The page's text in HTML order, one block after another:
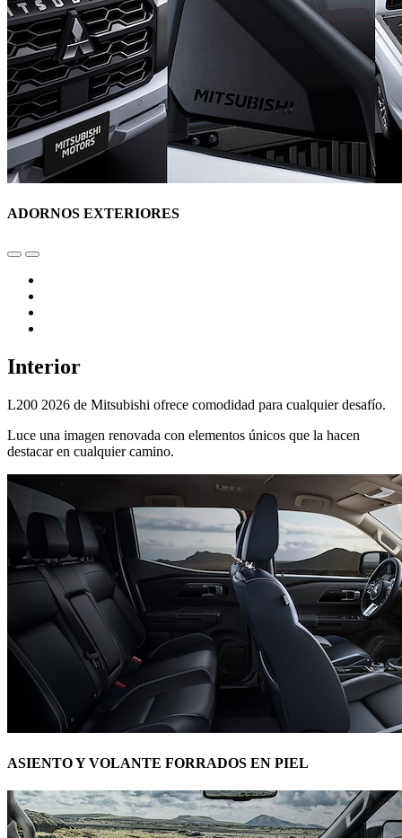
ADORNOS EXTERIORES
Interior
L200 2026 de Mitsubishi ofrece comodidad para cualquier desafío.
Luce una imagen renovada con elementos únicos que la hacen
destacar en cualquier camino.
ASIENTO Y VOLANTE FORRADOS EN PIEL